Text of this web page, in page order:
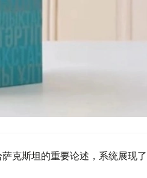
克斯坦的重要论述，系统展现